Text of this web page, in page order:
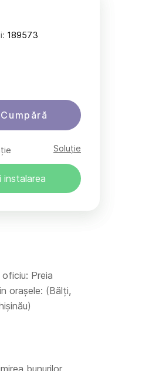
189573
Cumpără
Soluție
instalarea
Preia
orașele: (Bălți,
bunurilor,